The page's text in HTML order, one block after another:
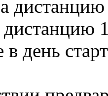
день